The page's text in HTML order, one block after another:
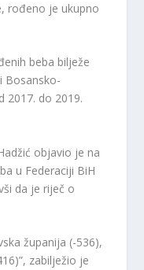
rođeno je ukupno
beba bilježe
Bosansko-
2017. do 2019.
objavio je na
u Federaciji BiH
da je riječ o
županija (-536),
zabilježio je